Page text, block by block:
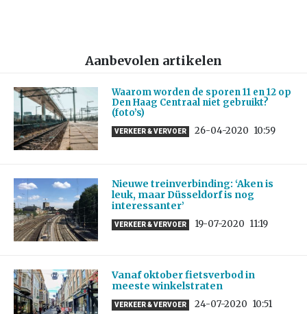
Aanbevolen artikelen
Waarom worden de sporen 11 en 12 op
Den Haag Centraal niet gebruikt?
(foto’s)
VERKEER & VERVOER 26-04-2020 10:59
Nieuwe treinverbinding: ‘Aken is
leuk, maar Düsseldorf is nog
interessanter’
VERKEER & VERVOER 19-07-2020 11:19
Vanaf oktober fietsverbod in
meeste winkelstraten
VERKEER & VERVOER 24-07-2020 10:51